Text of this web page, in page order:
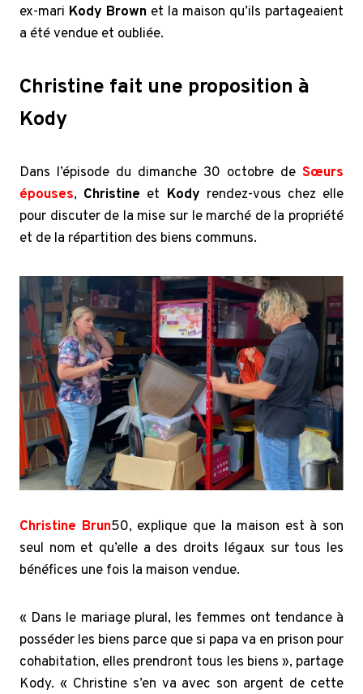
ex-mari Kody Brown et la maison qu’ils partageaient
a été vendue et oubliée.
Christine fait une proposition à
Kody
Dans l’épisode du dimanche 30 octobre de Sœurs
épouses, Christine et Kody rendez-vous chez elle
pour discuter de la mise sur le marché de la propriété
et de la répartition des biens communs.
Christine Brun50,explique que la maison est à son
seul nom et qu’elle a des droits légaux sur tous les
bénéfices une fois la maison vendue.
« Dans le mariage plural, les femmes ont tendance à
posséder les biens parce que si papa va en prison pour
cohabitation, elles prendront tous les biens », partage
Kody. « Christine s’en va avec son argent de cette